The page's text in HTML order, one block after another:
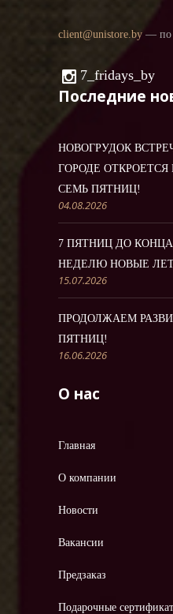
client@unistore.by — по
7_fridays_by
Последние
НОВОГРУДОК
ГОРОДЕ
СЕМЬ ПЯТНИЦ!
04.08.2026
7 ПЯТНИЦ ДО
НЕДЕЛЮ НОВЫЕ
15.07.2026
ПРОДОЛЖАЕМ
ПЯТНИЦ!
16.06.2026
О нас
Главная
О компании
Новости
Вакансии
Предзаказ
Подарочные